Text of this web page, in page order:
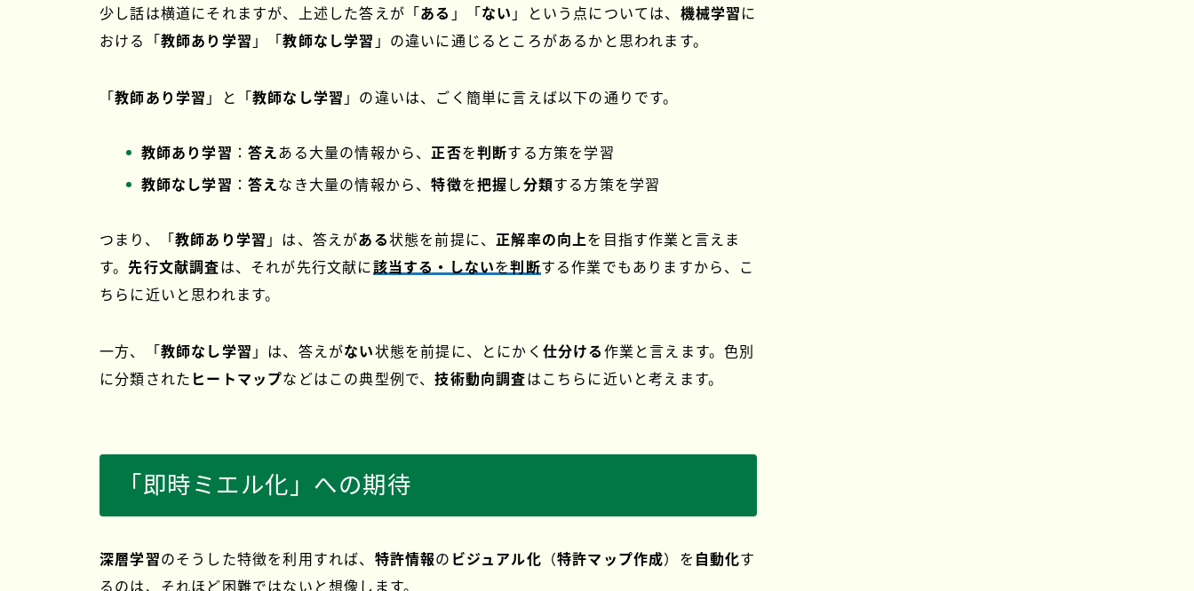
少し話は横道にそれますが、上述した答えが「 ある 」「 ない 」という点については、 機械学習 に
おける「 教師あり学習 」「教師なし学習 」の違いに通じるところがあるかと思われます。
「教師あり学習 」と「教師なし学習 」の違いは、ごく簡単に言えば以下の通りです。
教師あり学習 ： 答えある大量の情報から、 正否を判断する方策を学習
教師なし学習 ： 答えなき大量の情報から、特徴を把握 し分類する方策を学習
つまり、「 教師あり学習 」は、答えがある状態を前提に、 正解率の向上を目指す作業と言えま
す。先行文献調査は、それが先行文献に該当する・しないを判断する作業でもありますから、こ
ちらに近いと思われます。
一方、「 教師なし学習 」は、答えがない状態を前提に、とにかく 仕分ける 作業と言えます。色別
に分類された ヒートマップなどはこの典型例で、技術動向調査はこちらに近いと考えます。
「即時ミエル化」への期待
深層学習のそうした特徴を利用すれば、 特許情報の ビジュアル化 （特許マップ作成）を 自動化す
るのは、それほど困難ではないと想像します。